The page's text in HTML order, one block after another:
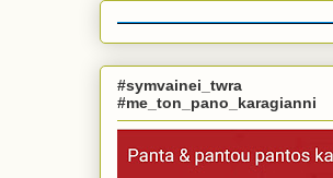
#symvainei_twra
#me_ton_pano_karagianni